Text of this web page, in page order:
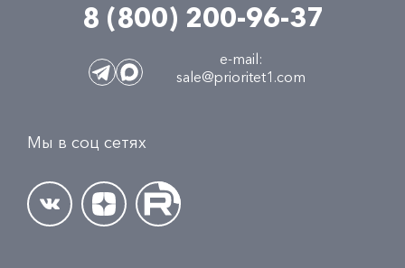
8 (800) 200-96-37
e-mail:
sale@prioritet1.com
Мы в соц сетях